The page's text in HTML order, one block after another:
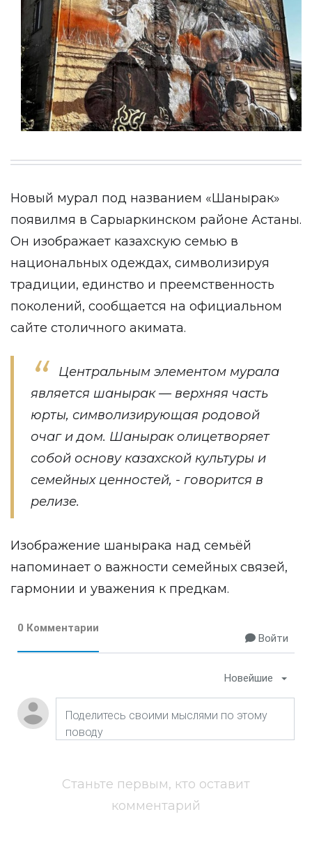
Новый мурал под названием «Шанырак»
появилмя в Сарыаркинском районе Астаны.
Он изображает казахскую семью в
национальных одеждах, символизируя
традиции, единство и преемственность
поколений, сообщается на официальном
сайте столичного акимата.
Центральным элементом мурала
является шанырак — верхняя часть
юрты, символизирующая родовой
очаг и дом. Шанырак олицетворяет
собой основу казахской культуры и
семейных ценностей, - говорится в
релизе.
Изображение шанырака над семьёй
напоминает о важности семейных связей,
гармонии и уважения к предкам.
0 Комментарии
Войти
Новейшие
Станьте первым, кто оставит
комментарий